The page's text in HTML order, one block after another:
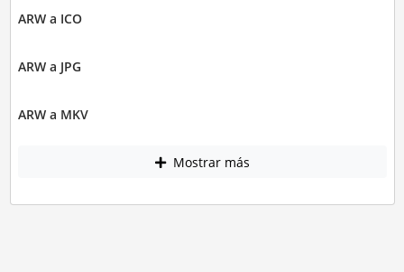
ARW a ICO
ARW a JPG
ARW a MKV
Mostrar más